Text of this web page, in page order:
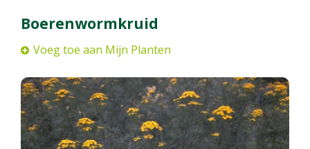
Boerenwormkruid
Voeg toe aan Mijn Planten